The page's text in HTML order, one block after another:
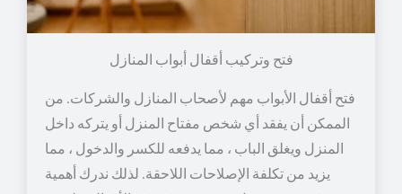
فتح وتركيب أقفال أبواب المنازل
فتح أقفال الأبواب مهم لأصحاب المنازل والشركات. من
الممكن أن يفقد أي شخص مفتاح المنزل أو يتركه داخل
المنزل ويغلق الباب ، مما يدفعه للكسر والدخول ، مما
يزيد من تكلفة الإصلاحات اللاحقة. لذلك ندرك أهمية